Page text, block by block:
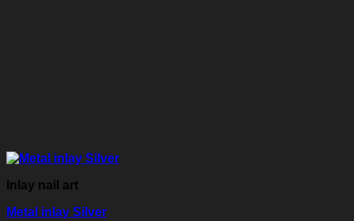
Inlay nail art
Metal inlay Silver